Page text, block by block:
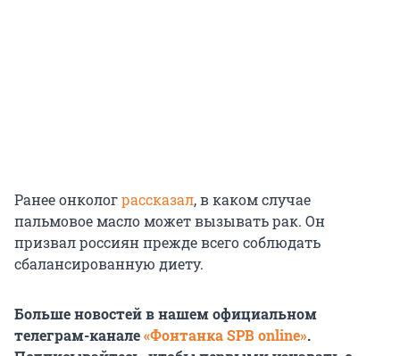
Ранее онколограссказал, в каком случае
пальмовое масло может вызывать рак. Он
призвал россиян прежде всего соблюдать
сбалансированную диету.
Больше новостей в нашем официальном
телеграм-канале«Фонтанка SPB online».